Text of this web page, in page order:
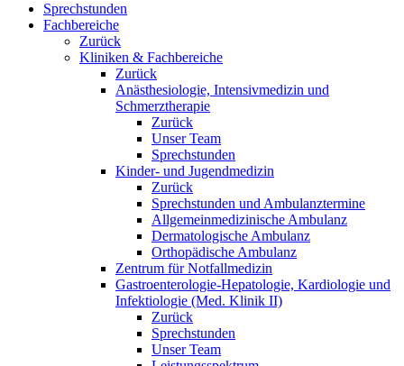
Sprechstunden
Fachbereiche
Zurück
Kliniken & Fachbereiche
Zurück
Anästhesiologie, Intensivmedizin und
Schmerztherapie
Zurück
Unser Team
Sprechstunden
Kinder- und Jugendmedizin
Zurück
Sprechstunden und Ambulanztermine
Allgemeinmedizinische Ambulanz
Dermatologische Ambulanz
Orthopädische Ambulanz
Zentrum für Notfallmedizin
Gastroenterologie-Hepatologie, Kardiologie und
Infektiologie (Med. Klinik II)
Zurück
Sprechstunden
Unser Team